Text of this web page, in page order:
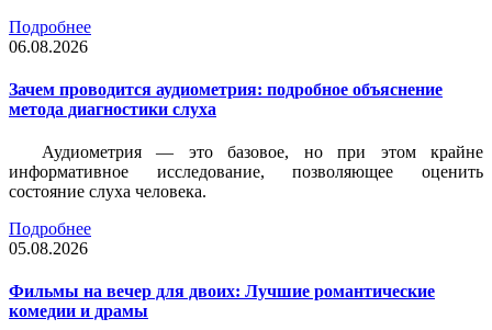
Подробнее
06.08.2026
Зачем проводится аудиометрия: подробное объяснение
метода диагностики слуха
Аудиометрия — это базовое, но при этом крайне
информативное исследование, позволяющее оценить
состояние слуха человека.
Подробнее
05.08.2026
Фильмы на вечер для двоих: Лучшие романтические
комедии и драмы